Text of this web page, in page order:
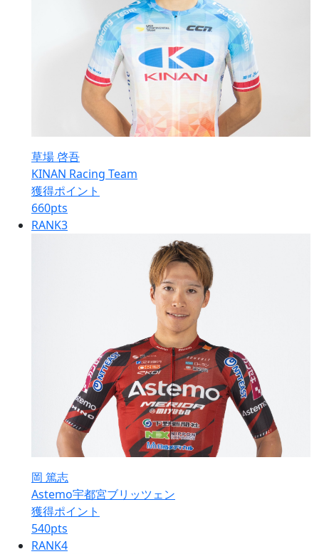
草場 啓吾
KINAN Racing Team
獲得ポイント
660pts
RANK3
岡 篤志
Astemo宇都宮ブリッツェン
獲得ポイント
540pts
RANK4